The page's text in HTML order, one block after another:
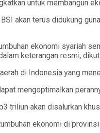
untuk membangun
akan terus didukung
ekonomi syariah
keterangan resmi,
di Indonesia yang
mengoptimalkan
triliun akan disalurkan
ekonomi di